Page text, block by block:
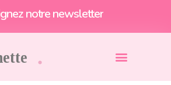
notre newsletter